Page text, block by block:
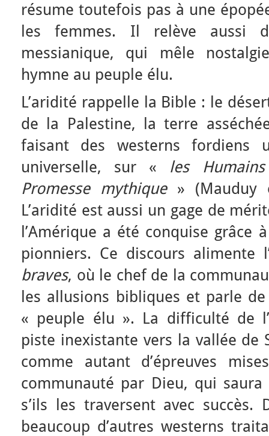
résume toutefois pas à une
les femmes. Il relève aussi
messianique, qui mêle
hymne au peuple élu.
L’aridité rappelle la Bible : le
de la Palestine, la terre
faisant des westerns fordiens
universelle, sur « les
Promesse mythique» (Mauduy
L’aridité est aussi un gage de
l’Amérique a été conquise grâce
pionniers. Ce discours alimente
braves, où le chef de la
les allusions bibliques et parle
« peuple élu ». La difficulté de
piste inexistante vers la vallée de
comme autant d’épreuves
communauté par Dieu, qui saura
s’ils les traversent avec
beaucoup d’autres westerns